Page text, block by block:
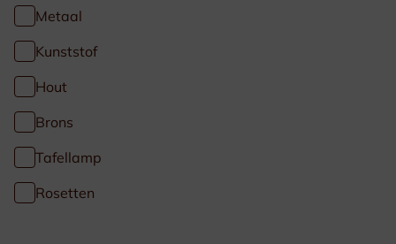
Metaal
Kunststof
Hout
Brons
Tafellamp
Rosetten